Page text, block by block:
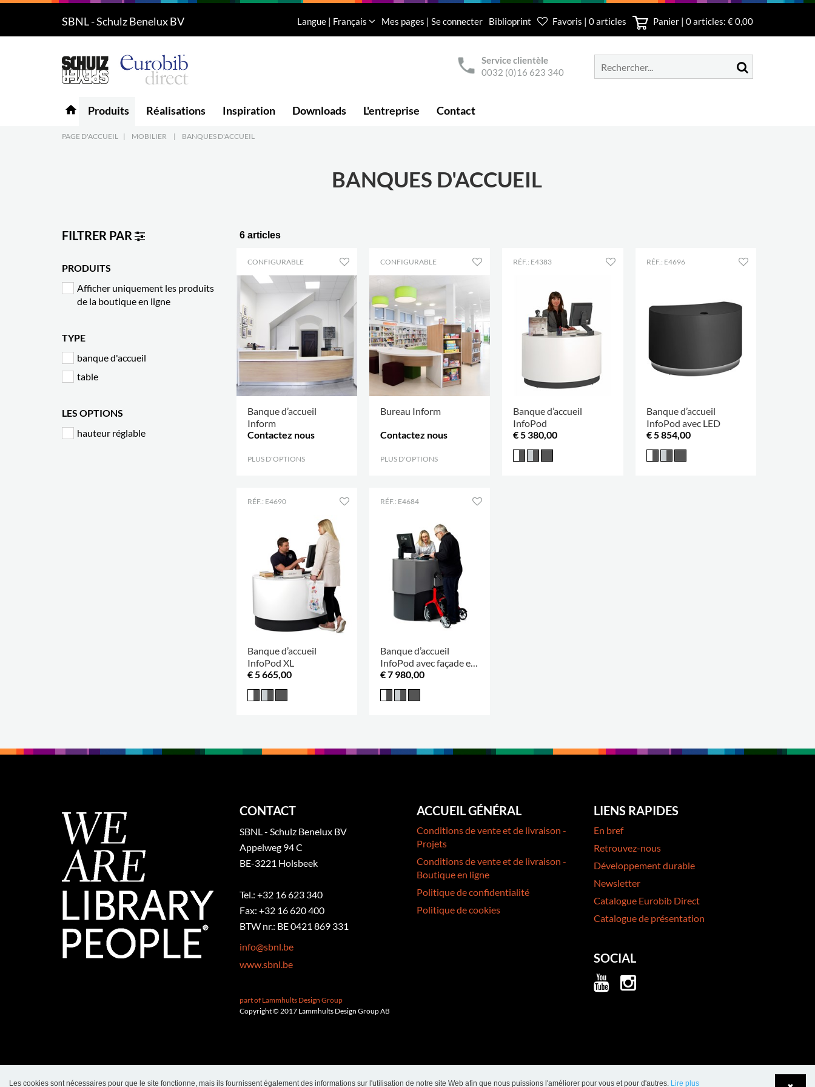
5
Produits
SBNL - Schulz Benelux BV Langue | Français Mes pages | Se connecter Biblioprint Favoris | 0 articles Panier | 0articles: € 0,00
Service clientèle
0032 (0)16 623 340
home Produits Réalisations Inspiration Downloads L'entreprise Contact
PAGE D'ACCUEIL | MOBILIER | BANQUES D'ACCUEIL
BANQUES D'ACCUEIL
FILTRER PAR
PRODUITS
Afficher uniquement les produits
de la boutique en ligne
TYPE
banque d'accueil
table
LES OPTIONS
hauteur réglable
6 articles
CONFIGURABLE
Banque d’accueil
Inform
Contactez nous
PLUS D'OPTIONS
CONFIGURABLE
Bureau Inform
Contactez nous
PLUS D'OPTIONS
RÉF.: E4383
Banque d’accueil
InfoPod
€ 5 380,00
RÉF.: E4696
Banque d’accueil
InfoPod avec LED
€ 5 854,00
RÉF.: E4690
Banque d’accueil
InfoPod XL
€ 5 665,00
RÉF.: E4684
Banque d’accueil
InfoPod avec façade en
retrait
€ 7 980,00
CONTACT
SBNL - Schulz Benelux BV
Appelweg 94 C
BE-3221 Holsbeek
Tel.: +32 16 623 340
Fax: +32 16 620 400
BTW nr.: BE 0421 869 331
info@sbnl.be
www.sbnl.be
part of Lammhults Design Group
Copyright © 2017 Lammhults Design Group AB
ACCUEIL GÉNÉRAL
Conditions de vente et de livraison -
Projets
Conditions de vente et de livraison -
Boutique en ligne
Politique de confidentialité
Politique de cookies
LIENS RAPIDES
En bref
Retrouvez-nous
Développement durable
Newsletter
Catalogue Eurobib Direct
Catalogue de présentation
SOCIAL
Les cookies sont nécessaires pour que le site fonctionne, mais ils fournissent également des informations sur l'utilisation de notre site Web afin que nous puissions l'améliorer pour vous et pour d'autres. Lire plus